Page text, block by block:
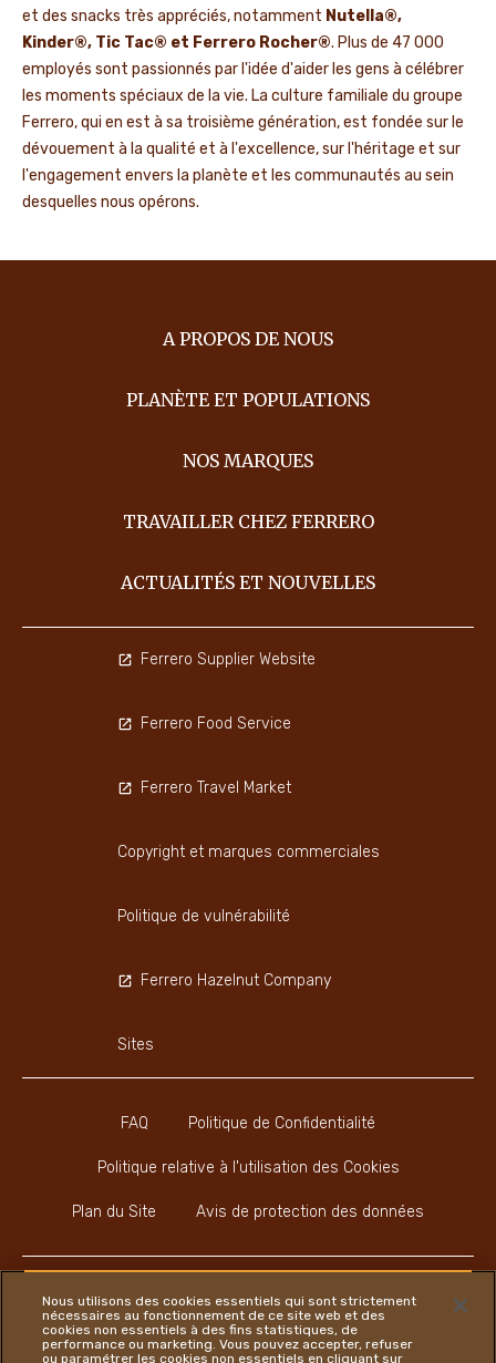
et des snacks très appréciés, notamment Nutella®,
Kinder®, Tic Tac® et Ferrero Rocher®. Plus de 47 000
employés sont passionnés par l'idée d'aider les gens à célébrer
les moments spéciaux de la vie. La culture familiale du groupe
Ferrero, qui en est à sa troisième génération, est fondée sur le
dévouement à la qualité et à l'excellence, sur l'héritage et sur
l'engagement envers la planète et les communautés au sein
desquelles nous opérons.
A PROPOS DE NOUS
PLANÈTE ET POPULATIONS
NOS MARQUES
TRAVAILLER CHEZ FERRERO
ACTUALITÉS ET NOUVELLES
FAQ Politique de Confidentialité
Politique relative à l'utilisation des Cookies
Plan du Site Avis de protection des données
Ferrero Supplier Website
Ferrero Food Service
Ferrero Travel Market
Copyright et marques commerciales
Politique de vulnérabilité
Ferrero Hazelnut Company
Sites
Instagram
LinkedIn
Youtube
Nous utilisons des cookies essentiels qui sont strictement
nécessaires au fonctionnement de ce site web et des
cookies non essentiels à des fins statistiques, de
performance ou marketing. Vous pouvez accepter, refuser
ou paramétrer les cookies non essentiels en cliquant sur